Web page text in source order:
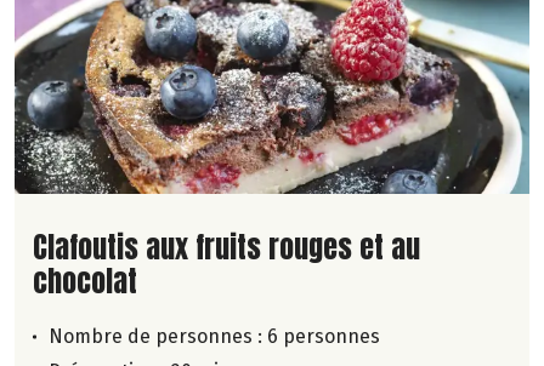
Lire la suite de la recette
Clafoutis aux fruits rouges et au
chocolat
Nombre de personnes : 6 personnes